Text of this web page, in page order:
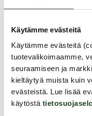
Käytämme evästeitä
Käytämme evästeitä
tuotevalikoimaamme,
seuraamiseen ja
kieltäytyä muista kuin
evästeistä. Lue lisää
käytöstä
EXS
Grande XL -
EXS Grande XL on
kaipaat enemmän tilaa,
istuvuutta. 64 mm leveys
herkkä tuntuma katoaa.
7.99 €